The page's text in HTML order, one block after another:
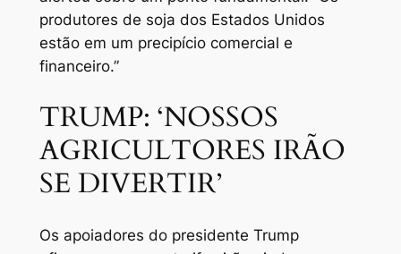
produtores de soja dos Estados Unidos
estão em um precipício comercial e
financeiro.”
TRUMP: ‘NOSSOS
AGRICULTORES IRÃO
SE DIVERTIR’
Os apoiadores do presidente Trump